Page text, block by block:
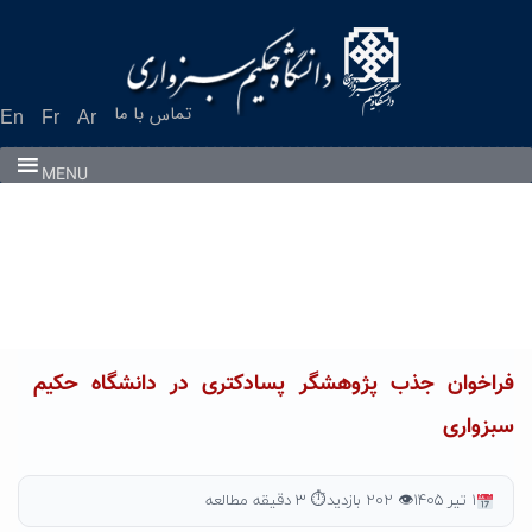
En Fr Ar تماس با ما
MENU
فراخوان جذب پژوهشگر پسادکتری در دانشگاه حکیم
سبزواری
۱ تیر ۱۴۰۵ 👁 ۲۰۲ بازدید ⏱ ۳ دقیقه مطالعه